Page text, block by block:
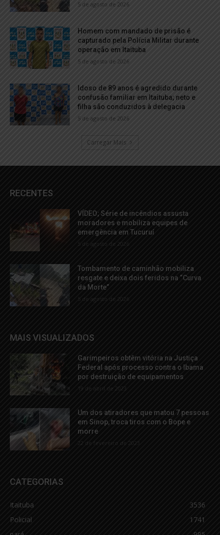
5 de agosto de 2026
Homem com mandado de prisão é
capturado pela Polícia Militar durante
operação em Itaituba
5 de agosto de 2026
Idoso de 89 anos é agredido durante
confusão familiar em Itaituba; neto e
filha são conduzidos à delegacia
5 de agosto de 2026
Carregar Mais
RECENTES
VÍDEO; Série de incêndios assusta
moradores e mobiliza equipes de
emergência em Tucuruí
5 de agosto de 2026
Tombamento de caminhão mobiliza
resgate e deixa dois feridos na “Curva
da Morte”
5 de agosto de 2026
MAIS VISUALIZADOS
Garimpeiros obtêm vitória na Justiça
Federal após processo contra o Ibama
por destruição de equipamentos
19 de abril de 2023
Um dos atiradores que matou 7 pessoas
em Sinop, troca tiros com o Bope e
morre
22 de fevereiro de 2023
CATEGORIAS
Itaituba
3536
Policial
1741